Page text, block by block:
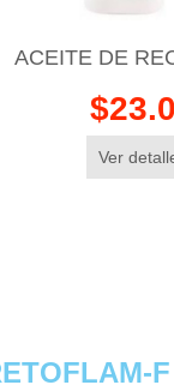
ACEITE DE
Ver